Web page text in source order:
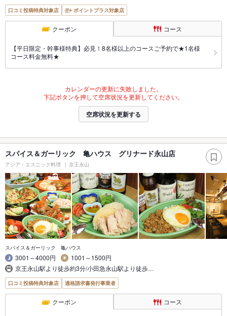
口コミ投稿特典対象店 ポイントプラス対象店
クーポン コース
【平日限定・幹事様特典】必見！8名様以上のコースご予約で★1名様
コース料金無料★
カレンダーの更新に失敗しました。
下記ボタンを押して空席状況を更新してください。
空席状況を更新する
スパイス＆ガーリック 亀ハウス グリナード永山店
アジア・エスニック料理 京王永山
スパイス＆ガーリック 亀ハウス
3001～4000円
1001～1500円
京王永山駅より徒歩約3分/小田急永山駅より徒歩…
口コミ投稿特典対象店 適格請求書発行事業者
クーポン コース